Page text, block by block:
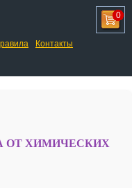
Контакты
0
ОТ ХИМИЧЕСКИХ